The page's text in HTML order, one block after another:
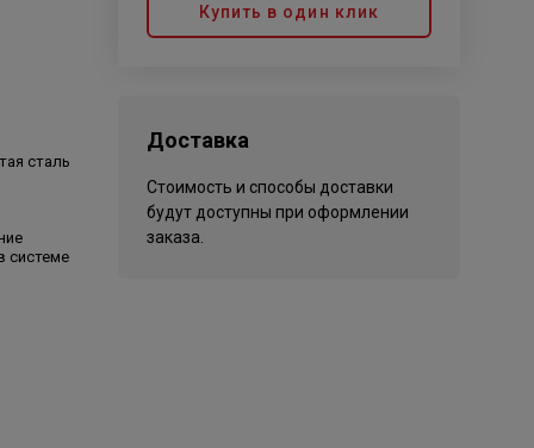
сталь
системе
Купить в один клик
Доставка
Стоимость и способы доставки
будут доступны при оформлении
заказа.